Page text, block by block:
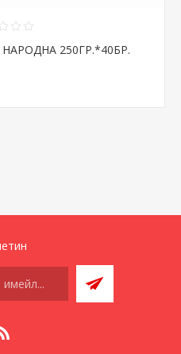
250ГР.*40БР.